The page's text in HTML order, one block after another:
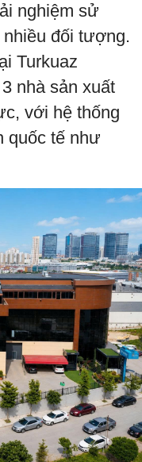
nghiệm sử
đối tượng.
Turkuaz
nhà sản xuất
với hệ thống
quốc tế như